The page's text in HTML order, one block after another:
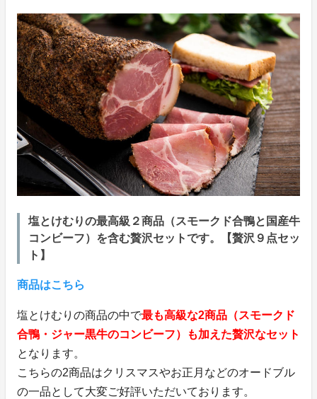
塩とけむりの最高級２商品（スモークド合鴨と国産牛
コンビーフ）を含む贅沢セットです。【贅沢９点セッ
ト】
商品はこちら
塩とけむりの商品の中で最も高級な2商品（スモークド
合鴨・ジャー黒牛のコンビーフ）も加えた贅沢なセット
となります。
こちらの2商品はクリスマスやお正月などのオードブル
の一品として大変ご好評いただいております。